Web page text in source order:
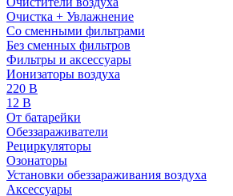
Очистка + Увлажнение
Cо сменными фильтрами
Без сменных фильтров
Фильтры и аксессуары
Ионизаторы воздуха
220 В
12 В
От батарейки
Обеззараживатели
Рециркуляторы
Озонаторы
Установки обеззараживания воздуха
Аксессуары